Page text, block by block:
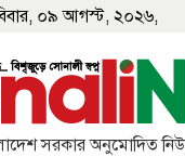
০৯ আগস্ট, ২০২৬,
সরকার অনুমোদিত